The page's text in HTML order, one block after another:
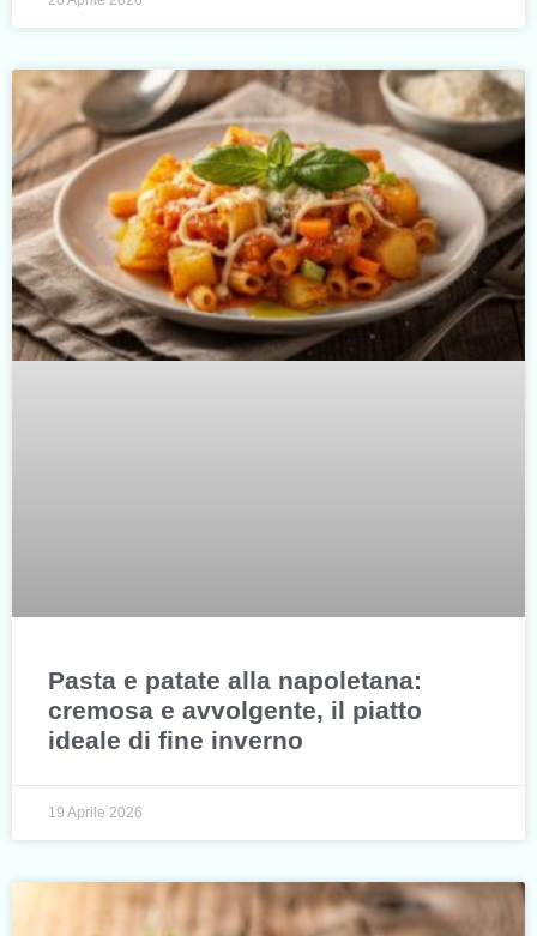
Pasta e patate alla napoletana:
cremosa e avvolgente, il piatto
ideale di fine inverno
19 Aprile 2026